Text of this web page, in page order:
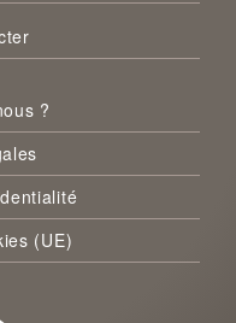
?
(UE)